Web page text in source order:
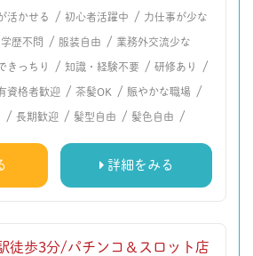
活かせる / 初心者活躍中 / 力仕事が少な
学歴不問 / 服装自由 / 業務外交流少な
きっちり / 知識・経験不要 / 研修あり /
資格者歓迎 / 茶髪OK / 賑やかな職場 /
/ 長期歓迎 / 髪型自由 / 髪色自由 /
詳細をみる
徒歩3分/パチンコ＆スロット店